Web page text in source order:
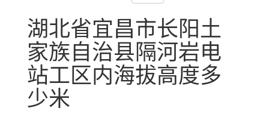
湖北省宜昌市长阳土
家族自治县隔河岩电
站工区内海拔高度多
少米